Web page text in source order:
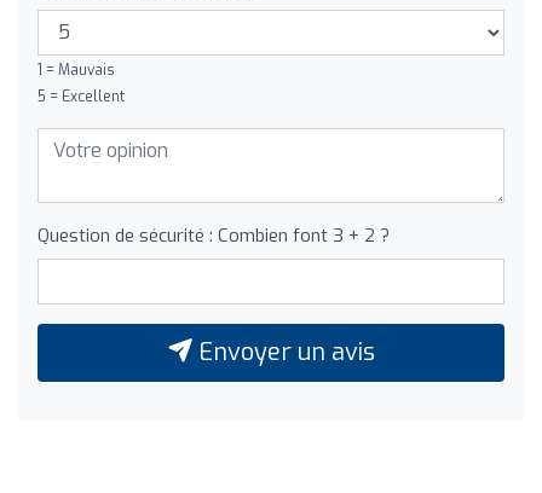
1 = Mauvais
5 = Excellent
Question de sécurité : Combien font 3 + 2 ?
Envoyer un avis